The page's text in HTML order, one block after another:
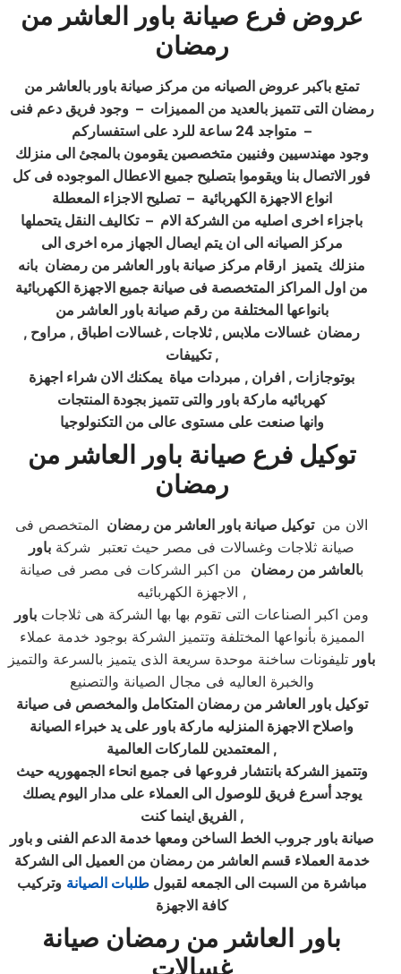
عروض فرع صيانة باور العاشر من
رمضان
تمتع باكبر عروض الصيانه من مركز صيانة باور بالعاشر من
رمضان التى تتميز بالعديد من المميزات –وجود فريق دعم فنى
متواجد 24 ساعة للرد على استفساركم –
وجود مهندسيين وفنيين متخصصين يقومون بالمجئ الى منزلك
فور الاتصال بنا ويقوموا بتصليح جميع الاعطال الموجوده فى كل
انواع الاجهزة الكهربائية –تصليح الاجزاء المعطلة
باجزاء اخرى اصليه من الشركة الام –تكاليف النقل يتحملها
مركز الصيانه الى ان يتم ايصال الجهاز مره اخرى الى
منزلك يتميز ارقام مركز صيانة باور العاشر من رمضان بانه
من اول المراكز المتخصصة فى صيانة جميع الاجهزة الكهربائية
بانواعها المختلفة من رقم صيانة باور العاشر من
رمضان غسالات ملابس , ثلاجات , غسالات اطباق , مراوح ,
تكييفات ,
بوتوجازات , افران , مبردات مياة يمكنك الان شراء اجهزة
كهربائيه ماركة باور والتى تتميز بجودة المنتجات
وانها صنعت على مستوى عالى من التكنولوجيا
توكيل فرع صيانة باور العاشر من
رمضان
الان من توكيل صيانة باور العاشر من رمضان المتخصص فى
صيانة ثلاجات وغسالات فى مصر حيث تعتبر شركة باور
بالعاشر من رمضان من اكبر الشركات فى مصر فى صيانة
الاجهزة الكهربائيه ,
ومن اكبر الصناعات التى تقوم بها بها الشركة هى ثلاجات باور
المميزة بأنواعها المختلفة وتتميز الشركة بوجود خدمة عملاء
باور تليفونات ساخنة موحدة سريعة الذى يتميز بالسرعة والتميز
والخبرة العاليه فى مجال الصيانة والتصنيع
توكيل باور العاشر من رمضان المتكامل والمخصص فى صيانة
واصلاح الاجهزة المنزليه ماركة باور على يد خبراء الصيانة
,
وتتميز الشركة بانتشار فروعها فى جميع انحاء الجمهوريه حيث
يوجد أسرع فريق للوصول الى العملاء على مدار اليوم يصلك
الفريق اينما كنت ,
صيانة باور جروب الخط الساخن ومعها خدمة الدعم الفنى و باور
خدمة العملاء قسم العاشر من رمضان من العميل الى الشركة
مباشرة من السبت الى الجمعه لقبولطلبات الصيانة وتركيب
كافة الاجهزة
باور
العاشر من رمضان صيانة
غسالات